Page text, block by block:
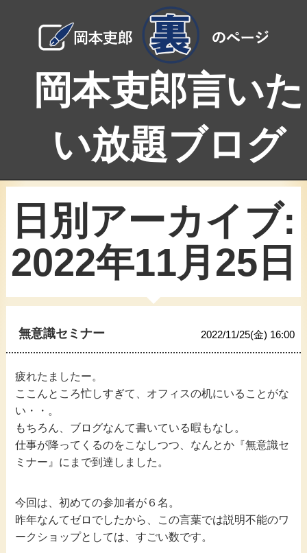
岡本吏郎言いた
い放題ブログ
日別アーカイブ:
2022年11月25日
2022/11/25(金) 16:00
無意識セミナー
疲れたましたー。
ここんところ忙しすぎて、オフィスの机にいることがな
い・・。
もちろん、ブログなんて書いている暇もなし。
仕事が降ってくるのをこなしつつ、なんとか『無意識セ
ミナー』にまで到達しました。
今回は、初めての参加者が６名。
昨年なんてゼロでしたから、この言葉では説明不能のワ
ークショップとしては、すごい数です。